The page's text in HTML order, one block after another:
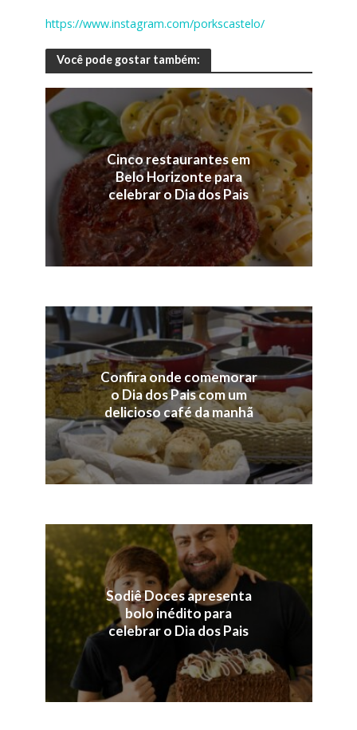
https://www.instagram.com/porkscastelo/
Você pode gostar também:
Cinco restaurantes em
Belo Horizonte para
celebrar o Dia dos Pais
Confira onde comemorar
o Dia dos Pais com um
delicioso café da manhã
Sodiê Doces apresenta
bolo inédito para
celebrar o Dia dos Pais